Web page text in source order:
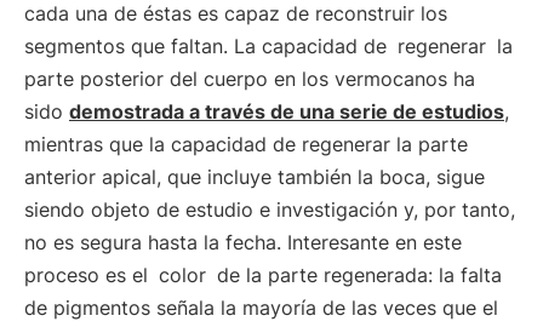
cada una de éstas es capaz de reconstruir los
segmentos que faltan. La capacidad de regenerar la
parte posterior del cuerpo en los vermocanos ha
sido demostrada a través de una serie de estudios,
mientras que la capacidad de regenerar la parte
anterior apical, que incluye también la boca, sigue
siendo objeto de estudio e investigación y, por tanto,
no es segura hasta la fecha. Interesante en este
proceso es el color de la parte regenerada: la falta
de pigmentos señala la mayoría de las veces que el